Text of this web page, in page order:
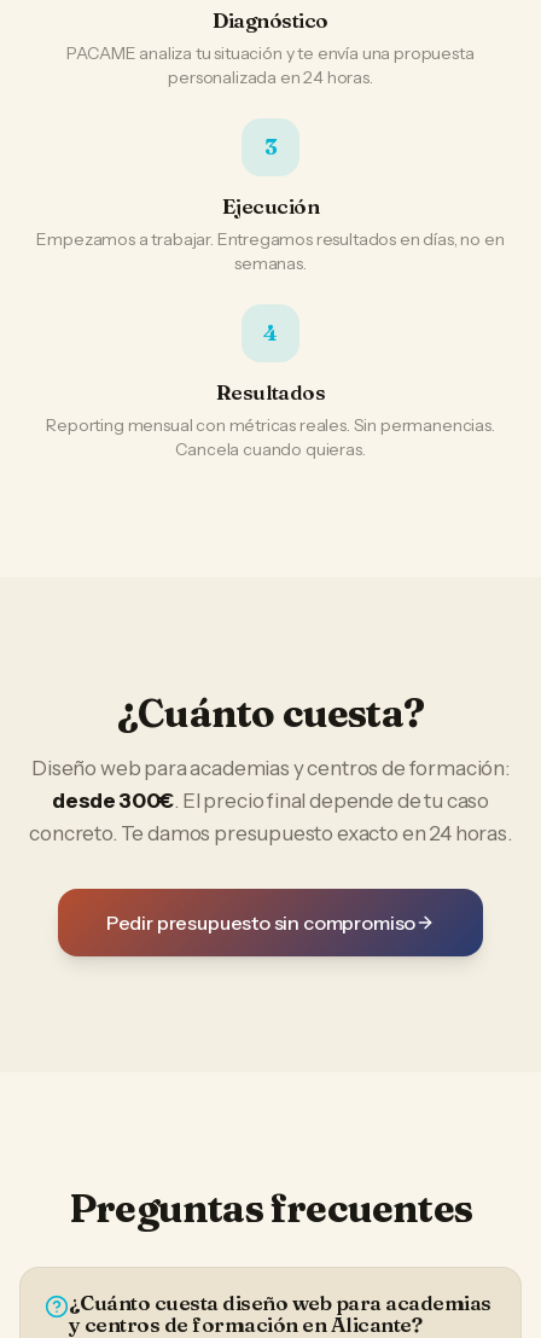
Diagnóstico
PACAME analiza tu situación y te envía una propuesta
personalizada en 24 horas.
3
Ejecución
Empezamos a trabajar. Entregamos resultados en días, no en
semanas.
4
Resultados
Reporting mensual con métricas reales. Sin permanencias.
Cancela cuando quieras.
¿Cuánto cuesta?
Diseño web paraacademias y centros de formación:
desde 300€. El precio final depende de tu caso
concreto. Te damos presupuesto exacto en 24 horas.
Pedir presupuesto sin compromiso
Preguntas frecuentes
¿Cuánto cuesta diseño web para academias
y centros de formación en Alicante?